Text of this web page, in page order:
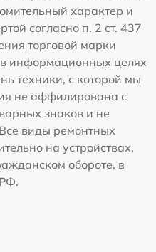
характер и
согласно п. 2 ст. 437
торговой марки
информационных целях
техники, с которой мы
не аффилирована с
знаков и не
виды ремонтных
на устройствах,
обороте, в